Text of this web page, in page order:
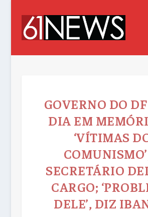
GOVERNO DO
DIA EM
‘VÍTIMAS
SECRETÁRIO
CARGO;
DELE’, DIZ